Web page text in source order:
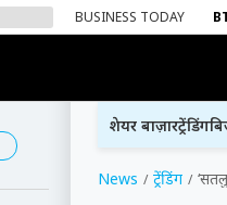
BUSINESS TODAY
शेयर बाज़ारट्रेंडिंग
News ट्रेंडिंग